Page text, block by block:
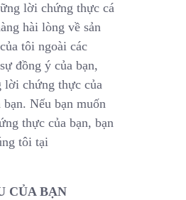
lời chứng thực cá
hài lòng về sản
tôi ngoài các
đồng ý của bạn,
lời chứng thực của
Nếu bạn muốn
thực của bạn, bạn
tôi tại
CỦA BẠN